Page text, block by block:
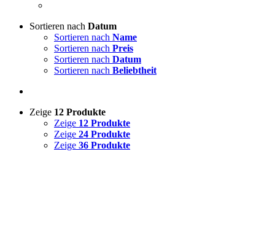
Sortieren nach Datum
Sortieren nach Name
Sortieren nach Preis
Sortieren nach Datum
Sortieren nach Beliebtheit
Zeige 12 Produkte
Zeige 12 Produkte
Zeige 24 Produkte
Zeige 36 Produkte